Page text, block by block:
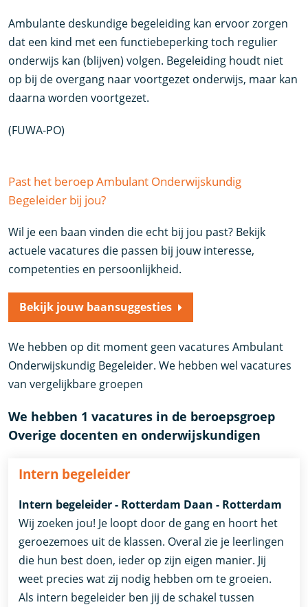
Ambulante deskundige begeleiding kan ervoor zorgen
dat een kind met een functiebeperking toch regulier
onderwijs kan (blijven) volgen. Begeleiding houdt niet
op bij de overgang naar voortgezet onderwijs, maar kan
daarna worden voortgezet.
(FUWA-PO)
Past het beroep Ambulant Onderwijskundig
Begeleider bij jou?
Wil je een baan vinden die echt bij jou past? Bekijk
actuele vacatures die passen bij jouw interesse,
competenties en persoonlijkheid.
Bekijk jouw baansuggesties
We hebben op dit moment geen vacatures Ambulant
Onderwijskundig Begeleider. We hebben wel vacatures
van vergelijkbare groepen
We hebben 1 vacatures in de beroepsgroep
Overige docenten en onderwijskundigen
Intern begeleider
Intern begeleider - Rotterdam Daan - Rotterdam
Wij zoeken jou! Je loopt door de gang en hoort het
geroezemoes uit de klassen. Overal zie je leerlingen
die hun best doen, ieder op zijn eigen manier. Jij
weet precies wat zij nodig hebben om te groeien.
Als intern begeleider ben jij de schakel tussen